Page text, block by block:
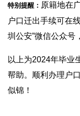
特别提醒： 原籍地在
户口迁出手续可在
圳公安”微信公众号
以上为2024年毕业
帮助。顺利办理户
似锦！